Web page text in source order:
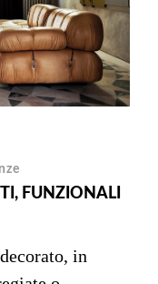
FUNZIONALI
in